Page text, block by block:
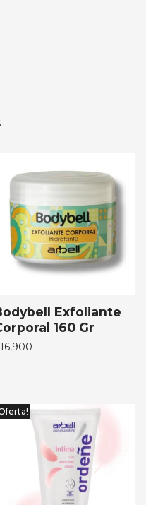
Exfoliante
160 Gr
16,900